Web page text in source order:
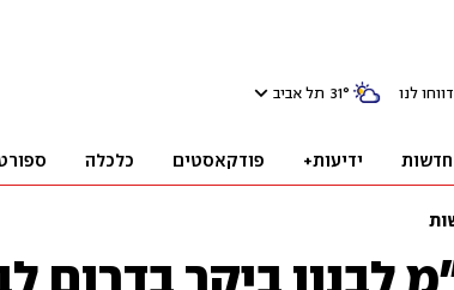
דווחו לנו 31° תל אביב
חדשות ידיעות+ פודקאסטים כלכלה